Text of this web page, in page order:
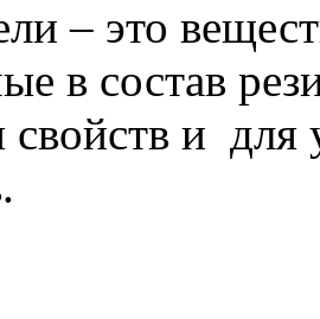
– это
в состав
свойств и